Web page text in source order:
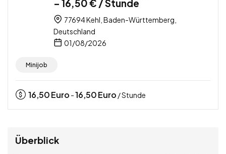
– 16,50 € / Stunde
77694 Kehl, Baden-Württemberg,
Deutschland
01/08/2026
Minijob
16,50Euro -16,50Euro / Stunde
Überblick